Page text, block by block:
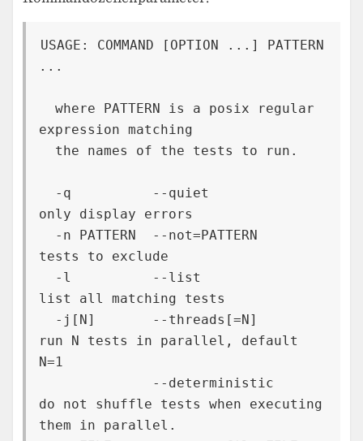
USAGE: COMMAND [OPTION ...] PATTERN
...
expression matching
only display errors
tests to exclude
list all matching tests
run N tests in parallel, default
N=1
do not shuffle tests when executing
them in parallel.